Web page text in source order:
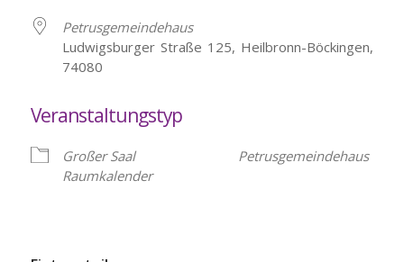
Petrusgemeindehaus
Ludwigsburger Straße 125, Heilbronn-Böckingen,
74080
Veranstaltungstyp
Großer Saal
Petrusgemeindehaus
Raumkalender